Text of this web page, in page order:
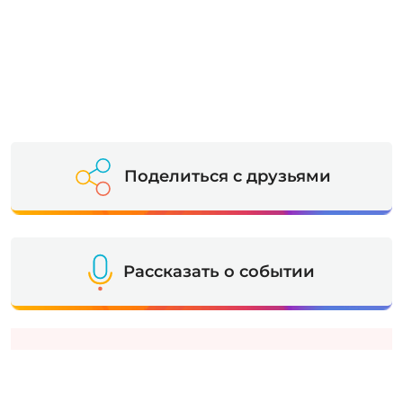
Поделиться с друзьями
Рассказать о событии